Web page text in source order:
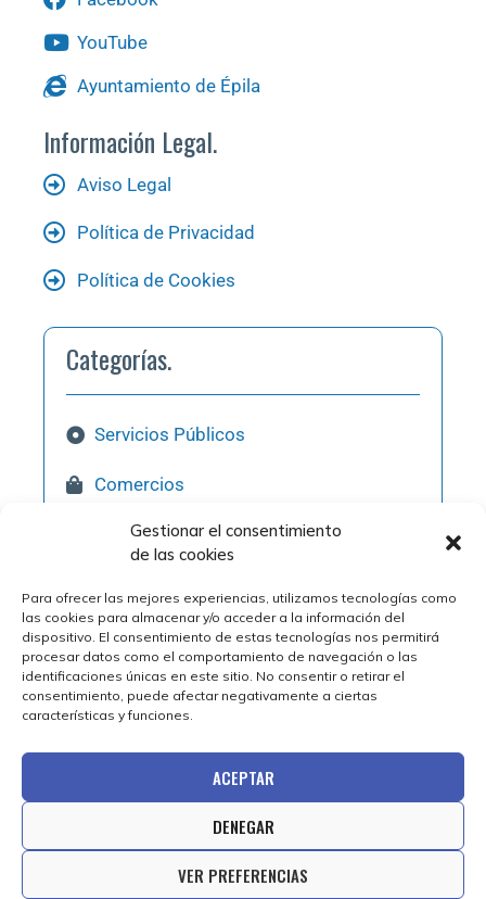
Gestionar el consentimiento
de las cookies
Para ofrecer las mejores experiencias, utilizamos tecnologías como
las cookies para almacenar y/o acceder a la información del
dispositivo. El consentimiento de estas tecnologías nos permitirá
procesar datos como el comportamiento de navegación o las
identificaciones únicas en este sitio. No consentir o retirar el
consentimiento, puede afectar negativamente a ciertas
características y funciones.
ACEPTAR
DENEGAR
VER PREFERENCIAS
YouTube
Ayuntamiento de Épila
Información Legal.
Aviso Legal
Política de Privacidad
Política de Cookies
Categorías.
Servicios Públicos
Comercios
Hostelería
Qué Visitar
© 2025 Ayuntamiento de Épila | Diseño web por